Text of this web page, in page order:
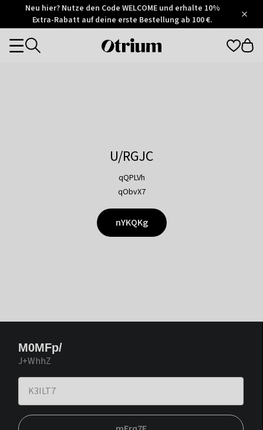
Otrium
Trustpilot
Neu hier? Nutze den Code WELCOME und erhalte 10%
Extra-Rabatt auf deine erste Bestellung ab 100 €.
Otrium
Categories
U/RGJC
qQPLVh
qObvX7
nYKQKg
M0MFp/
J+WhhZ